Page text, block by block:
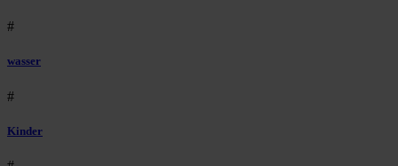
#
wasser
#
Kinder